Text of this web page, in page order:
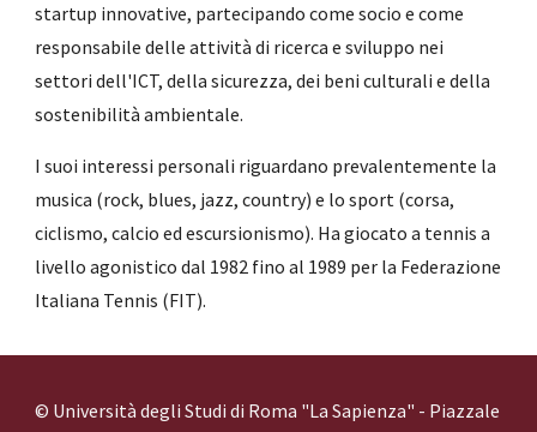
startup innovative, partecipando come socio e come
responsabile delle attività di ricerca e sviluppo nei
settori dell'ICT, della sicurezza, dei beni culturali e della
sostenibilità ambientale.
I suoi interessi personali riguardano prevalentemente la
musica (rock, blues, jazz, country) e lo sport (corsa,
ciclismo, calcio ed escursionismo). Ha giocato a tennis a
livello agonistico dal 1982 fino al 1989 per la Federazione
Italiana Tennis (FIT).
© Università degli Studi di Roma "La Sapienza" - Piazzale